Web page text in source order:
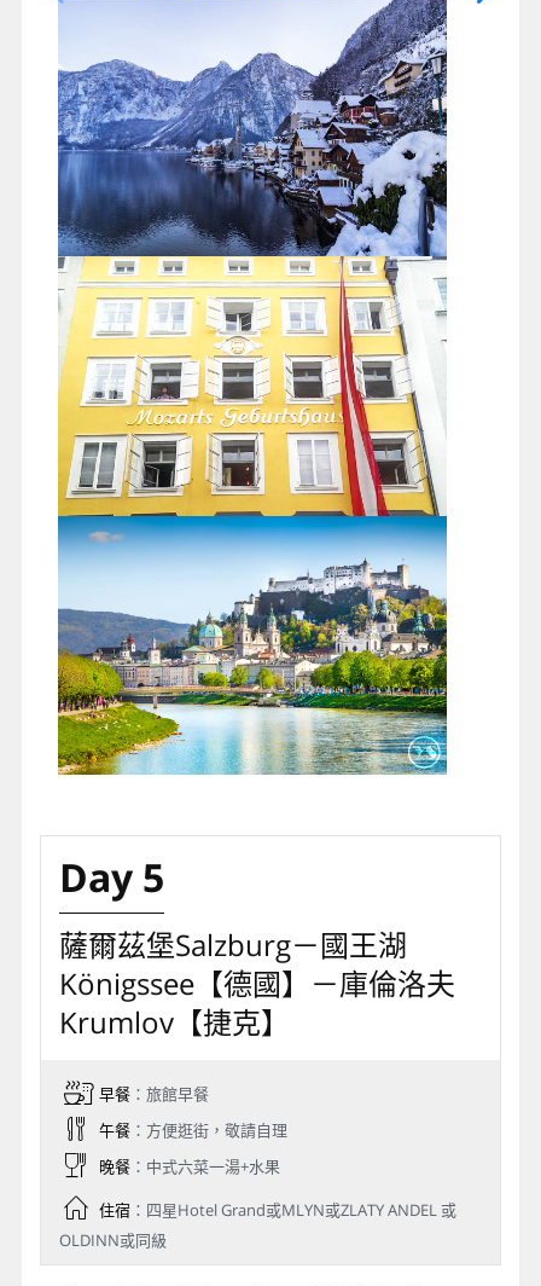
Day 5
薩爾茲堡Salzburg－國王湖
Königssee【德國】－庫倫洛夫
Krumlov【捷克】
早餐：旅館早餐
午餐：方便逛街，敬請自理
晚餐：中式六菜一湯+水果
住宿：四星Hotel Grand或MLYN或ZLATY ANDEL 或
OLDINN或同級